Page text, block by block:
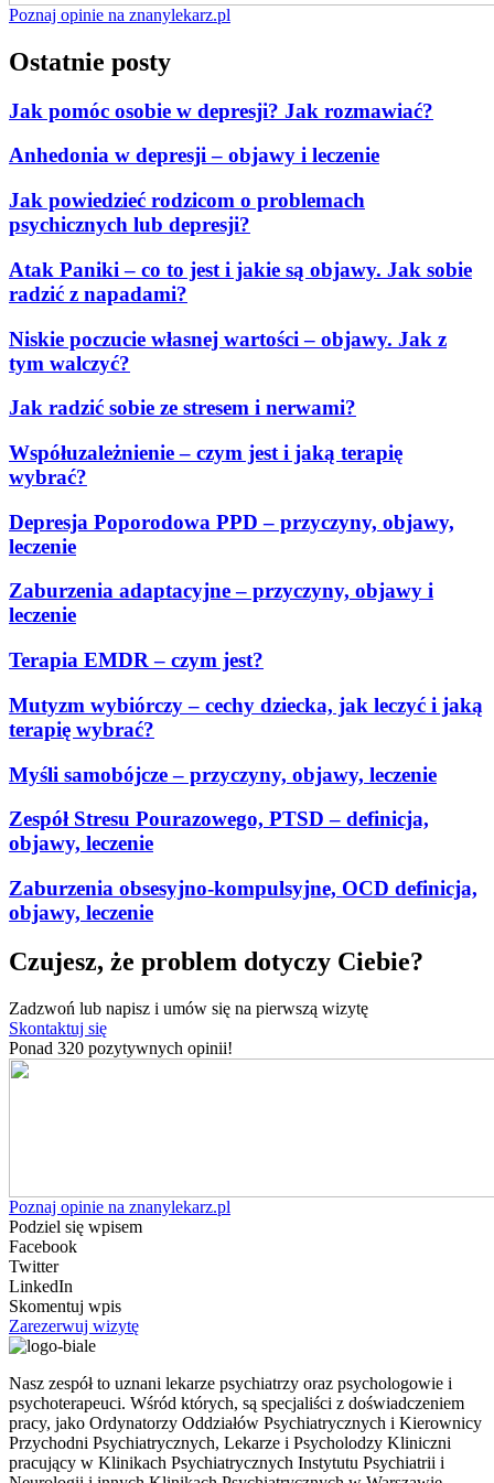
Poznaj opinie na znanylekarz.pl
Ostatnie posty
Jak pomóc osobie w depresji? Jak rozmawiać?
Anhedonia w depresji – objawy i leczenie
Jak powiedzieć rodzicom o problemach
psychicznych lub depresji?
Atak Paniki – co to jest i jakie są objawy. Jak sobie
radzić z napadami?
Niskie poczucie własnej wartości – objawy. Jak z
tym walczyć?
Jak radzić sobie ze stresem i nerwami?
Współuzależnienie – czym jest i jaką terapię
wybrać?
Depresja Poporodowa PPD – przyczyny, objawy,
leczenie
Zaburzenia adaptacyjne – przyczyny, objawy i
leczenie
Terapia EMDR – czym jest?
Mutyzm wybiórczy – cechy dziecka, jak leczyć i jaką
terapię wybrać?
Myśli samobójcze – przyczyny, objawy, leczenie
Zespół Stresu Pourazowego, PTSD – definicja,
objawy, leczenie
Zaburzenia obsesyjno-kompulsyjne, OCD definicja,
objawy, leczenie
Czujesz, że problem dotyczy Ciebie?
Zadzwoń lub napisz i umów się na pierwszą wizytę
Skontaktuj się
Ponad 320 pozytywnych opinii!
Poznaj opinie na znanylekarz.pl
Podziel się wpisem
Facebook
Twitter
LinkedIn
Skomentuj wpis
Zarezerwuj wizytę
Nasz zespół to uznani lekarze psychiatrzy oraz psychologowie i
psychoterapeuci. Wśród których, są specjaliści z doświadczeniem
pracy, jako Ordynatorzy Oddziałów Psychiatrycznych i Kierownicy
Przychodni Psychiatrycznych, Lekarze i Psycholodzy Kliniczni
pracujący w Klinikach Psychiatrycznych Instytutu Psychiatrii i